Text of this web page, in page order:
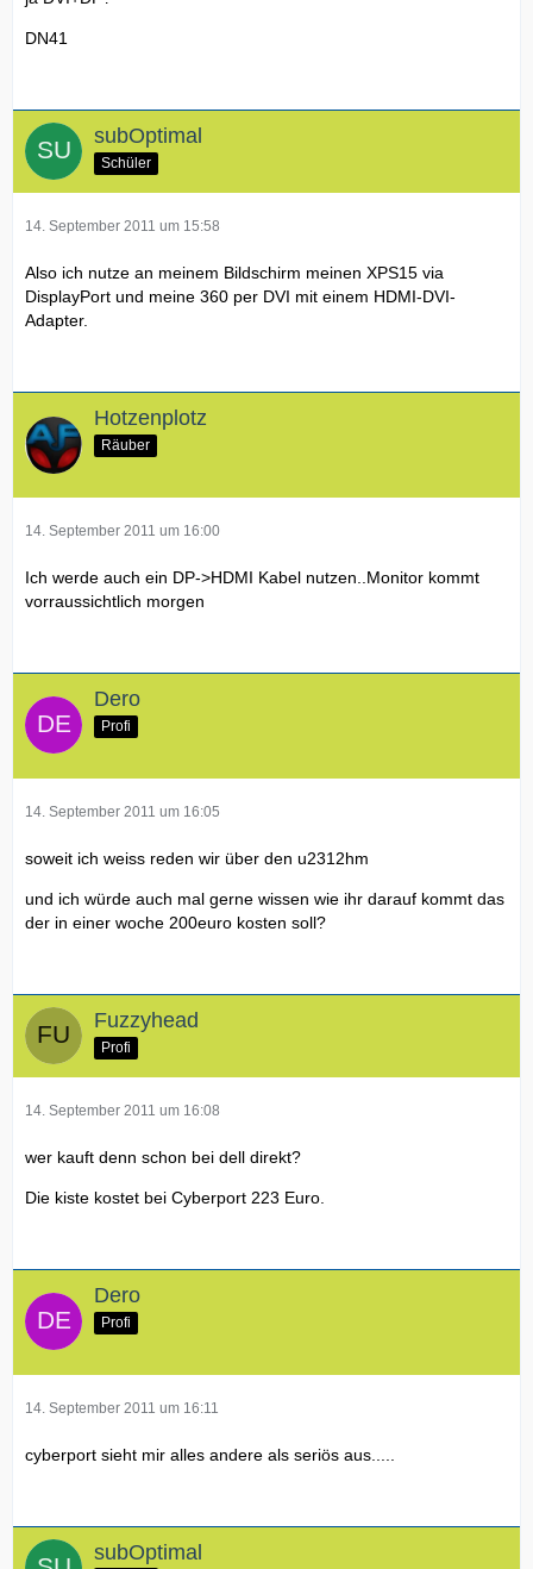
DN41
subOptimal
Schüler
14. September 2011 um 15:58
Also ich nutze an meinem Bildschirm meinen XPS15 via
DisplayPort und meine 360 per DVI mit einem HDMI-DVI-
Adapter.
Hotzenplotz
Räuber
14. September 2011 um 16:00
Ich werde auch ein DP->HDMI Kabel nutzen..Monitor kommt
vorraussichtlich morgen
Dero
Profi
14. September 2011 um 16:05
soweit ich weiss reden wir über den u2312hm
und ich würde auch mal gerne wissen wie ihr darauf kommt das
der in einer woche 200euro kosten soll?
Fuzzyhead
Profi
14. September 2011 um 16:08
wer kauft denn schon bei dell direkt?
Die kiste kostet bei Cyberport 223 Euro.
Dero
Profi
14. September 2011 um 16:11
cyberport sieht mir alles andere als seriös aus.....
subOptimal